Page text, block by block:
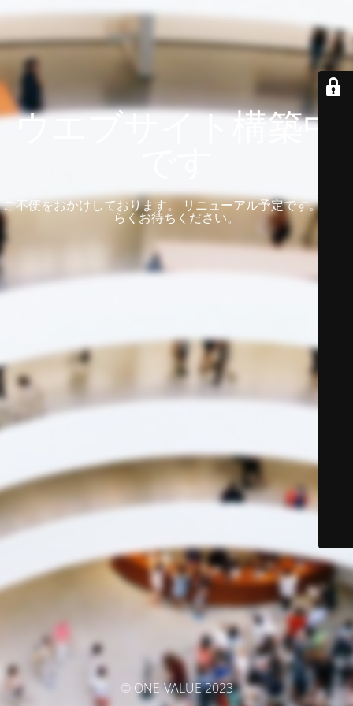
ウエブサイト構築中
ご不便をおかけしております。 リニューアル予定です。 しば
らくお待ちください。
© ONE-VALUE 2023